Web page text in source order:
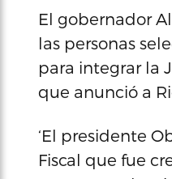
El gobernador
las personas
para integrar la
que anunció a
‘El presidente
Fiscal que fue